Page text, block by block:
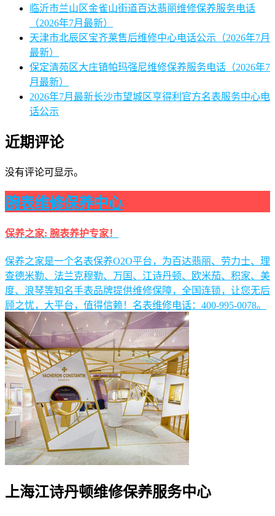
临沂市兰山区金雀山街道百达翡丽维修保养服务电话
（2026年7月最新）
天津市北辰区宝齐莱售后维修中心电话公示（2026年7月
最新）
保定清苑区大庄镇帕玛强尼维修保养服务电话（2026年7
月最新）
2026年7月最新长沙市望城区亨得利官方名表服务中心电
话公示
近期评论
没有评论可显示。
腕表维修保养中心
保养之家: 腕表养护专家！
保养之家是一个名表保养O2O平台，为百达翡丽、劳力士、理
查德米勒、法兰克穆勒、万国、江诗丹顿、欧米茄、积家、美
度、浪琴等知名手表品牌提供维修保障，全国连锁，让您无后
顾之忧，大平台，值得信赖！名表维修电话：400-995-0078。
上海江诗丹顿维修保养服务中心